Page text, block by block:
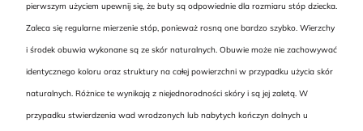
pierwszym użyciem upewnij się, że buty są odpowiednie dla rozmiaru stóp dziecka.
Zaleca się regularne mierzenie stóp, ponieważ rosną one bardzo szybko. Wierzchy
i środek obuwia wykonane są ze skór naturalnych. Obuwie może nie zachowywać
identycznego koloru oraz struktury na całej powierzchni w przypadku użycia skór
naturalnych. Różnice te wynikają z niejednorodności skóry i są jej zaletą. W
przypadku stwierdzenia wad wrodzonych lub nabytych kończyn dolnych u